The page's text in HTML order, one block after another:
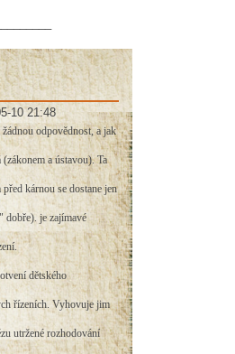
10 21:48
odpovědnost, a jak
a ústavou). Ta
kárnou se dostane jen
dobře). je zajímavé
dětského
řízeních. Vyhovuje jim
utržené rozhodování